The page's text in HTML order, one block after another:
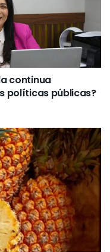
continua
políticas públicas?